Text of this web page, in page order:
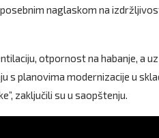
naglaskom na
otpornost na habanje, a
s planovima modernizacije u
zaključili su u saopštenju.